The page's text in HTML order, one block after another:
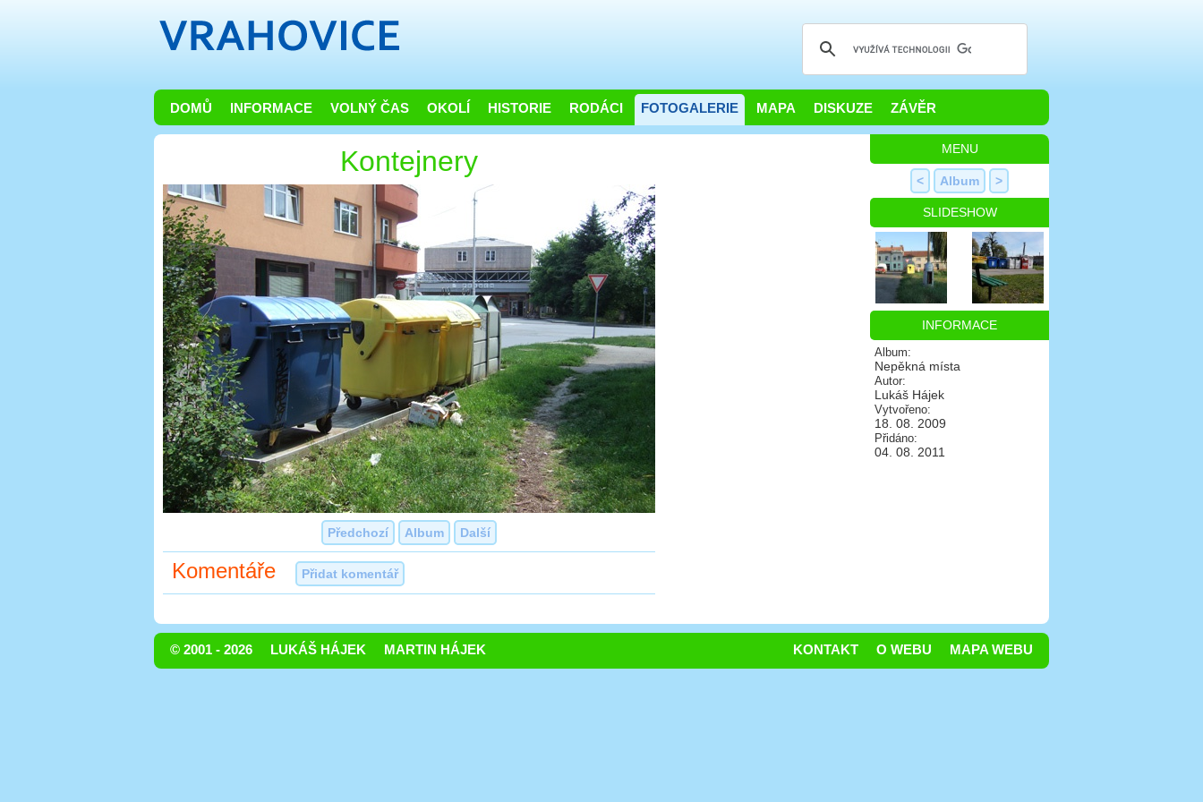
DOMŮ INFORMACE VOLNÝ ČAS OKOLÍ HISTORIE RODÁCI FOTOGALERIE MAPA DISKUZE ZÁVĚR
Kontejnery
Předchozí Album Další
Komentáře Přidat komentář
MENU
< Album >
SLIDESHOW
INFORMACE
Album:
Nepěkná místa
Autor:
Lukáš Hájek
Vytvořeno:
18. 08. 2009
Přidáno:
04. 08. 2011
© 2001 - 2026 LUKÁŠ HÁJEK MARTIN HÁJEK MAPA WEBU
O WEBU
KONTAKT